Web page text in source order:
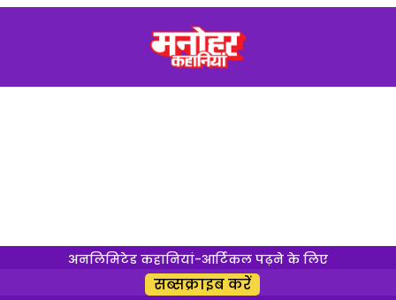
अनलिमिटेड कहानियां-आर्टिकल पढ़ने के लिए
सब्सक्राइब करें